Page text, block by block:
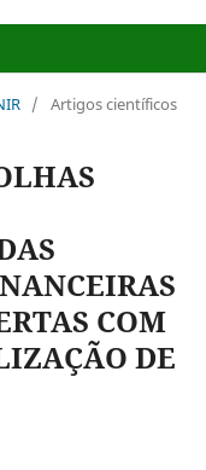
/ Artigos científicos
COM
DE